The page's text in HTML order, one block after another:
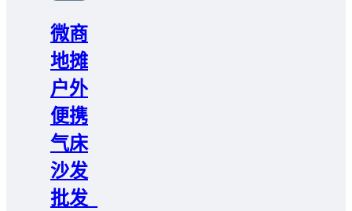
微商
地摊
户外
便携
气床
沙发
批发_